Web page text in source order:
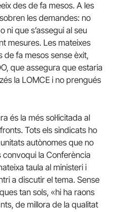
des de fa mesos. A les
les demandes: no
ni que s’assegui al seu
mesures. Les mateixes
de fa mesos sense èxit,
que assegura que estaria
la LOMCE i no prengués
és la més sol·licitada al
Tots els sindicats ho
autònomes que no
convoqui la Conferència
taula al ministeri i
a discutir el tema. Sense
tan sols, «hi ha raons
de millora de la qualitat